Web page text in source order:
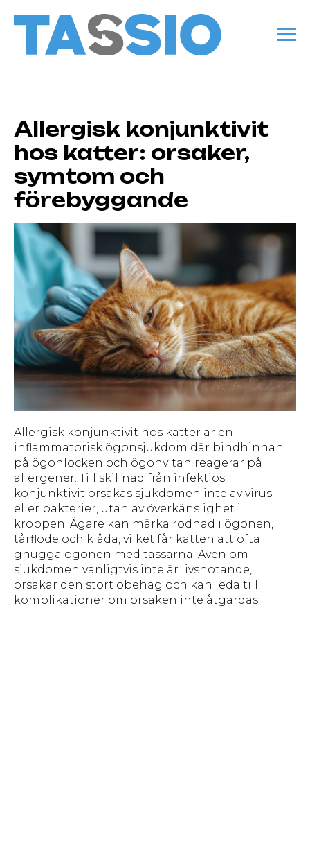
Allergisk konjunktivit
hos katter: orsaker,
symtom och
förebyggande
Allergisk konjunktivit hos katter är en
inflammatorisk ögonsjukdom där bindhinnan
på ögonlocken och ögonvitan reagerar på
allergener. Till skillnad från infektiös
konjunktivit orsakas sjukdomen inte av virus
eller bakterier, utan av överkänslighet i
kroppen. Ägare kan märka rodnad i ögonen,
tårflöde och klåda, vilket får katten att ofta
gnugga ögonen med tassarna. Även om
sjukdomen vanligtvis inte är livshotande,
orsakar den stort obehag och kan leda till
komplikationer om orsaken inte åtgärdas.